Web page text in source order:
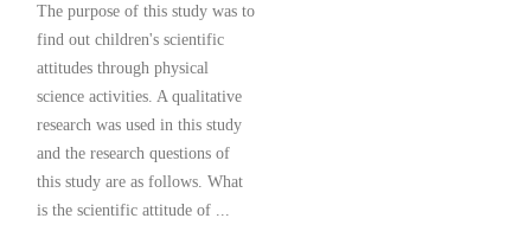
The purpose of this study was to
find out children's scientific
attitudes through physical
science activities. A qualitative
research was used in this study
and the research questions of
this study are as follows. What
is the scientific attitude of ...